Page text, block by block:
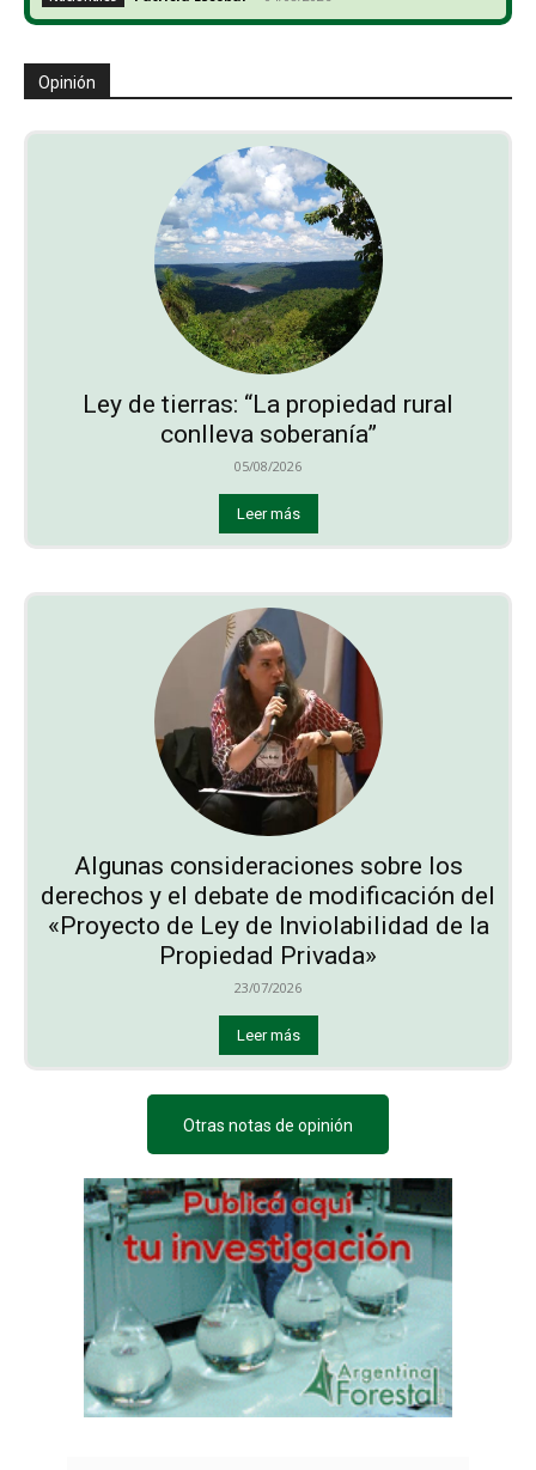
Opinión
Ley de tierras: “La propiedad rural
conlleva soberanía”
05/08/2026
Leer más
Algunas consideraciones sobre los
derechos y el debate de modificación del
«Proyecto de Ley de Inviolabilidad de la
Propiedad Privada»
23/07/2026
Leer más
Otras notas de opinión